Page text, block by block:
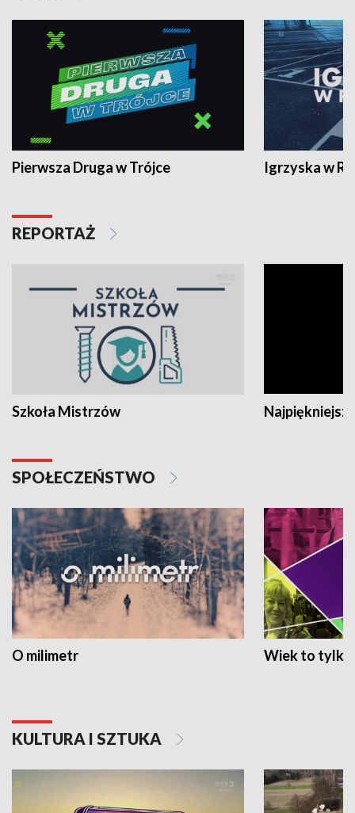
Pierwsza Druga w Trójce Igrzyska w
REPORTAŻ
Szkoła Mistrzów
SPOŁECZEŃSTWO
O milimetr Wiek to tylko
KULTURA I SZTUKA